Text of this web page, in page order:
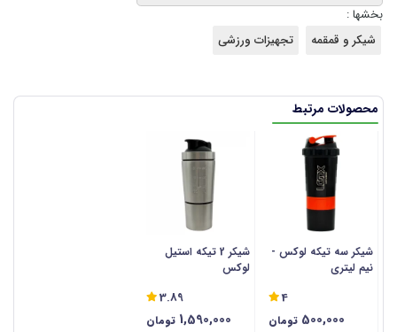
بخشها :
شیکر و قمقمه
تجهیزات ورزشی
محصولات مرتبط
شیکر سه تیکه لوکس -
نیم لیتری
4
500,000 تومان
شیکر 2 تیکه استیل
لوکس
3.89
1,590,000 تومان